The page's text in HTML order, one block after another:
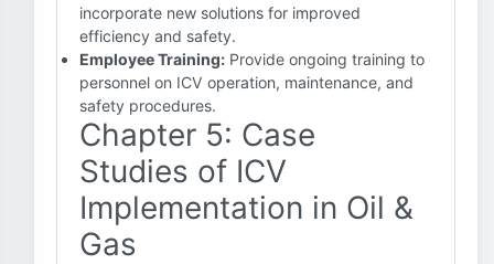
incorporate new solutions for improved
efficiency and safety.
Employee Training: Provide ongoing training to
personnel on ICV operation, maintenance, and
safety procedures.
Chapter 5: Case
Studies of ICV
Implementation in Oil &
Gas